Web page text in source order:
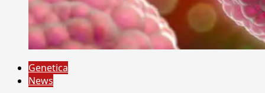
Genetica
News